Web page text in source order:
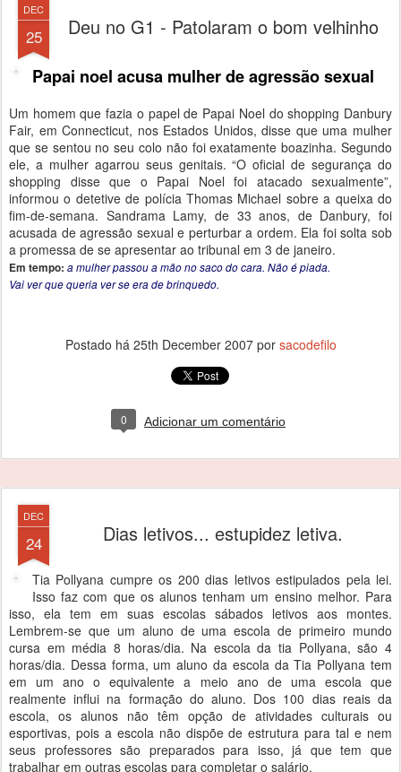
DEC
25 Deu no G1 - Patolaram o bom velhinho
Papai noel acusa mulher de agressão sexual
Um homem que fazia o papel de Papai Noel do shopping Danbury
Fair, em Connecticut, nos Estados Unidos, disse que uma mulher
que se sentou no seu colo não foi exatamente boazinha. Segundo
ele, a mulher agarrou seus genitais. “O oficial de segurança do
shopping disse que o Papai Noel foi atacado sexualmente”,
informou o detetive de polícia Thomas Michael sobre a queixa do
fim-de-semana. Sandrama Lamy, de 33 anos, de Danbury, foi
acusada de agressão sexual e perturbar a ordem. Ela foi solta sob
a promessa de se apresentar ao tribunal em 3 de janeiro.
Em tempo: a mulher passou a mão no saco do cara. Não é piada.
Vai ver que queria ver se era de brinquedo.
Postado há 25th December 2007por sacodefilo
0 Adicionar um comentário
DEC
24 Dias letivos... estupidez letiva.
Tia Pollyana cumpre os 200 dias letivos estipulados pela lei.
Isso faz com que os alunos tenham um ensino melhor. Para
isso, ela tem em suas escolas sábados letivos aos montes.
Lembrem-se que um aluno de uma escola de primeiro mundo
cursa em média 8 horas/dia. Na escola da tia Pollyana, são 4
horas/dia. Dessa forma, um aluno da escola da Tia Pollyana tem
em um ano o equivalente a meio ano de uma escola que
realmente influi na formação do aluno. Dos 100 dias reais da
escola, os alunos não têm opção de atividades culturais ou
esportivas, pois a escola não dispõe de estrutura para tal e nem
seus professores são preparados para isso, já que tem que
trabalhar em outras escolas para completar o salário.